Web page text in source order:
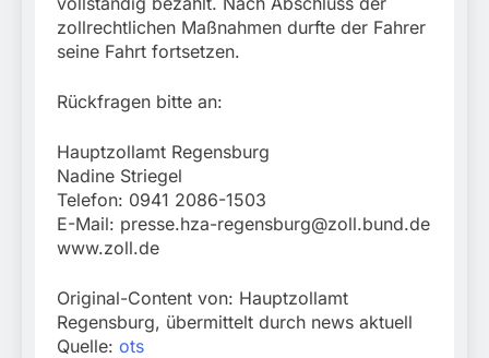
zollrechtlichen Maßnahmen durfte der Fahrer
seine Fahrt fortsetzen.
Rückfragen bitte an:
Hauptzollamt Regensburg
Nadine Striegel
Telefon: 0941 2086-1503
E-Mail: presse.hza-regensburg@zoll.bund.de
www.zoll.de
Original-Content von: Hauptzollamt
Regensburg, übermittelt durch news aktuell
Quelle: ots